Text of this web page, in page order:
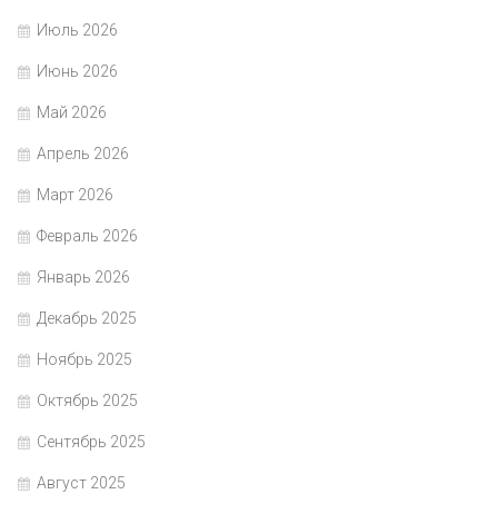
Июль 2026
Июнь 2026
Май 2026
Апрель 2026
Март 2026
Февраль 2026
Январь 2026
Декабрь 2025
Ноябрь 2025
Октябрь 2025
Сентябрь 2025
Август 2025